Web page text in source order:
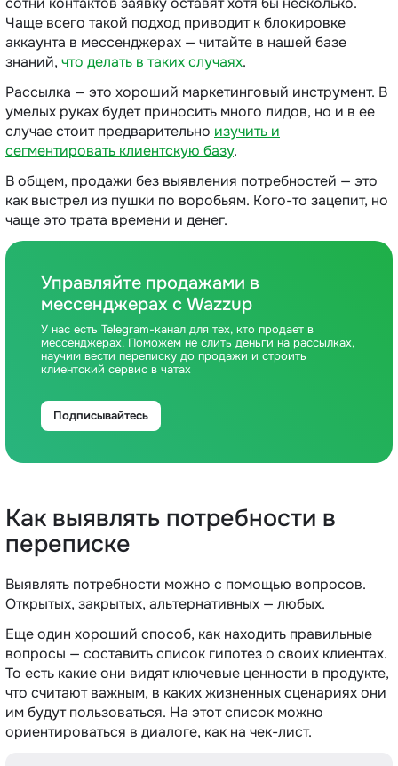
Чаще всего такой подход приводит к блокировке
аккаунта в мессенджерах — читайте в нашей базе
знаний, что делать в таких случаях.
Рассылка — это хороший маркетинговый инструмент. В
умелых руках будет приносить много лидов, но и в ее
случае стоит предварительно изучить и
сегментировать клиентскую базу.
В общем, продажи без выявления потребностей — это
как выстрел из пушки по воробьям. Кого-то зацепит, но
чаще это трата времени и денег.
Управляйте продажами в
мессенджерах с Wazzup
У нас есть Telegram-канал для тех, кто продает в
мессенджерах. Поможем не слить деньги на рассылках,
научим вести переписку до продажи и строить
клиентский сервис в чатах
Подписывайтесь
Как выявлять потребности в
переписке
Выявлять потребности можно с помощью вопросов.
Открытых, закрытых, альтернативных — любых.
Еще один хороший способ, как находить правильные
вопросы — составить список гипотез о своих клиентах.
То есть какие они видят ключевые ценности в продукте,
что считают важным, в каких жизненных сценариях они
им будут пользоваться. На этот список можно
ориентироваться в диалоге, как на чек-лист.